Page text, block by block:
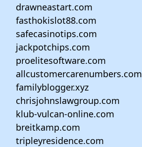
drawneastart.com
fasthokislot88.com
safecasinotips.com
jackpotchips.com
proelitesoftware.com
allcustomercarenumbers.com
familyblogger.xyz
chrisjohnslawgroup.com
klub-vulcan-online.com
breitkamp.com
tripleyresidence.com